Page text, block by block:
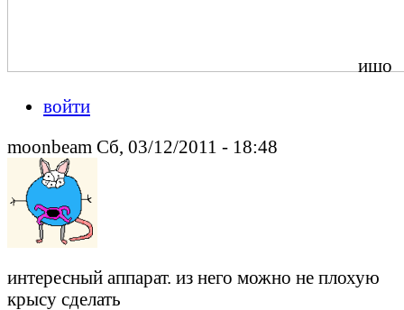
ишо
войти
moonbeam Сб, 03/12/2011 - 18:48
интересный аппарат. из него можно не плохую
крысу сделать